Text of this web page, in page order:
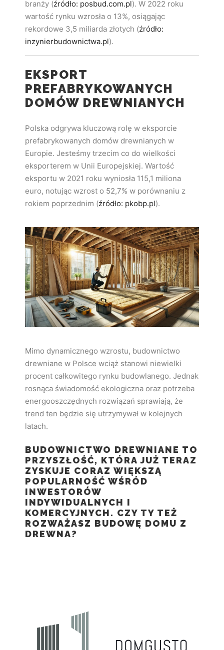
branży (źródło: posbud.com.pl). W 2022 roku
wartość rynku wzrosła o 13%, osiągając
rekordowe 3,5 miliarda złotych (źródło:
inzynierbudownictwa.pl).
EKSPORT
PREFABRYKOWANYCH
DOMÓW DREWNIANYCH
Polska odgrywa kluczową rolę w eksporcie
prefabrykowanych domów drewnianych w
Europie. Jesteśmy trzecim co do wielkości
eksporterem w Unii Europejskiej. Wartość
eksportu w 2021 roku wyniosła 115,1 miliona
euro, notując wzrost o 52,7% w porównaniu z
rokiem poprzednim (źródło: pkobp.pl).
Mimo dynamicznego wzrostu, budownictwo
drewniane w Polsce wciąż stanowi niewielki
procent całkowitego rynku budowlanego. Jednak
rosnąca świadomość ekologiczna oraz potrzeba
energooszczędnych rozwiązań sprawiają, że
trend ten będzie się utrzymywał w kolejnych
latach.
BUDOWNICTWO DREWNIANE TO
PRZYSZŁOŚĆ, KTÓRA JUŻ TERAZ
ZYSKUJE CORAZ WIĘKSZĄ
POPULARNOŚĆ WŚRÓD
INWESTORÓW
INDYWIDUALNYCH I
KOMERCYJNYCH. CZY TY TEŻ
ROZWAŻASZ BUDOWĘ DOMU Z
DREWNA?